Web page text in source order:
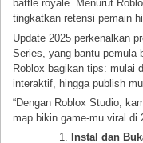
battle royale. Menurut
tingkatkan retensi pemain
Update 2025 perkenalkan
Series, yang bantu pemula
Roblox bagikan tips: mulai
interaktif, hingga publish
“Dengan Roblox Studio,
map bikin game-mu viral di
Instal dan